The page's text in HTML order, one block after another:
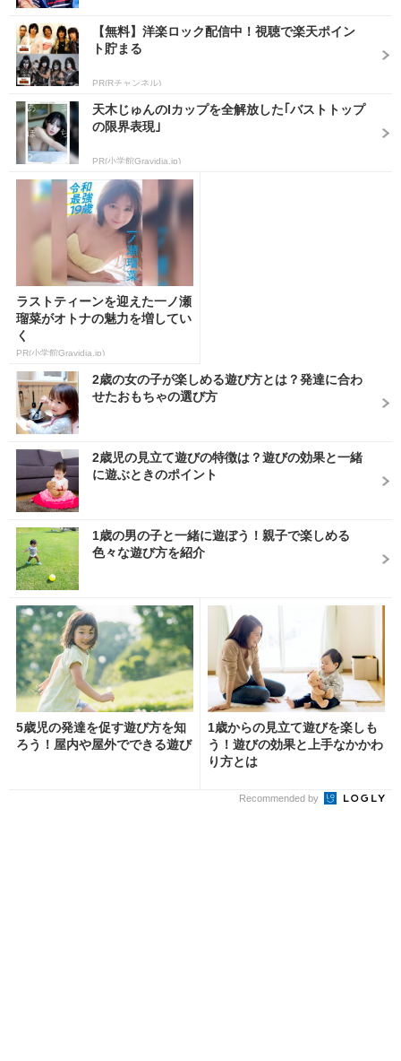
【無料】洋楽ロック配信中！視聴で楽天ポイン
ト貯まる
PR(Rチャンネル)
天木じゅんのIカップを全解放した｢バストトップ
の限界表現｣
PR(小学館Gravidia.jp)
ラストティーンを迎えた一ノ瀬
瑠菜がオトナの魅力を増してい
く
PR(小学館Gravidia.jp)
2歳の女の子が楽しめる遊び方とは？発達に合わ
せたおもちゃの選び方
2歳児の見立て遊びの特徴は？遊びの効果と一緒
に遊ぶときのポイント
1歳の男の子と一緒に遊ぼう！親子で楽しめる
色々な遊び方を紹介
5歳児の発達を促す遊び方を知
ろう！屋内や屋外でできる遊び
1歳からの見立て遊びを楽しも
う！遊びの効果と上手なかかわ
り方とは
Recommended by